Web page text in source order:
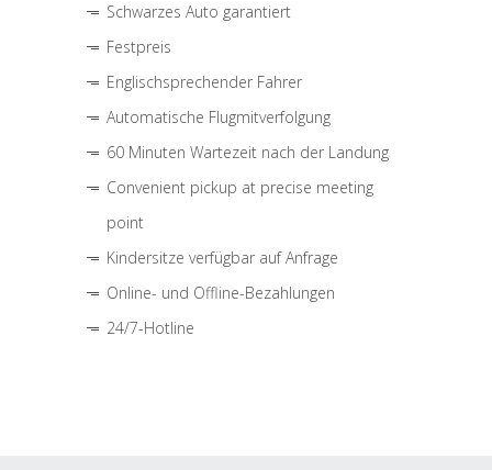
Schwarzes Auto garantiert
Festpreis
Englischsprechender Fahrer
Automatische Flugmitverfolgung
60 Minuten Wartezeit nach der Landung
Convenient pickup at precise meeting
point
Kindersitze verfügbar auf Anfrage
Online- und Offline-Bezahlungen
24/7-Hotline